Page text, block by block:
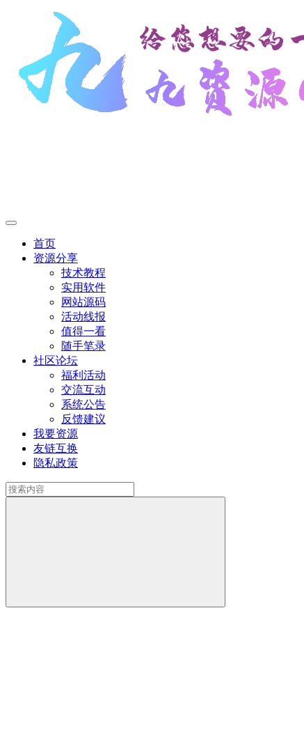
首页
资源分享
技术教程
实用软件
网站源码
活动线报
值得一看
随手笔录
社区论坛
福利活动
交流互动
系统公告
反馈建议
我要资源
友链互换
隐私政策